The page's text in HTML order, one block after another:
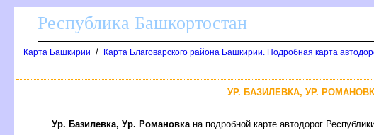
Республика Башкортостан
Карта Башкирии / Карта Благоварского района Башкирии. Подробная карта
УР. БАЗИЛЕВКА, УР.
Ур. Базилевка, Ур. Романовка на подробной карте автодорог